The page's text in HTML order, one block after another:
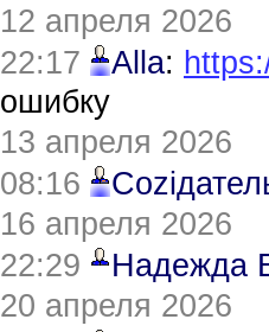
12 апреля 2026
22:17
Alla:
ошибку
13 апреля 2026
08:16
16 апреля 2026
22:29
Надежда
20 апреля 2026